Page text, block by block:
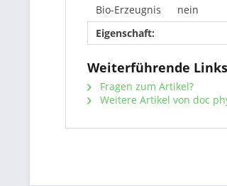
Bio-Erzeugnis
nein
Eigenschaft:
Weiterführende
Fragen zum Artikel?
Weitere Artikel von doc